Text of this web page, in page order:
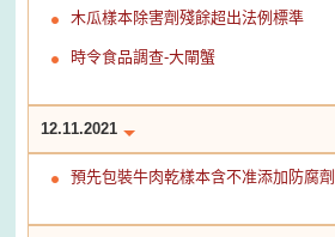
木瓜樣本除害劑殘餘超出法例標準
時令食品調查-大閘蟹
12.11.2021
預先包裝牛肉乾樣本含不准添加防腐劑